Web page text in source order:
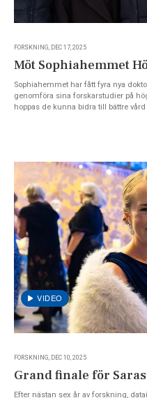
FORSKNING, DEC 17, 2025
Möt Sophiahemmet
Sophiahemmet har fått fyra nya
genomföra sina forskarstudier på
hoppas de kunna bidra till bättre
FORSKNING, DEC 10, 2025
Grand finale för
Efter nästan sex år av forskning,